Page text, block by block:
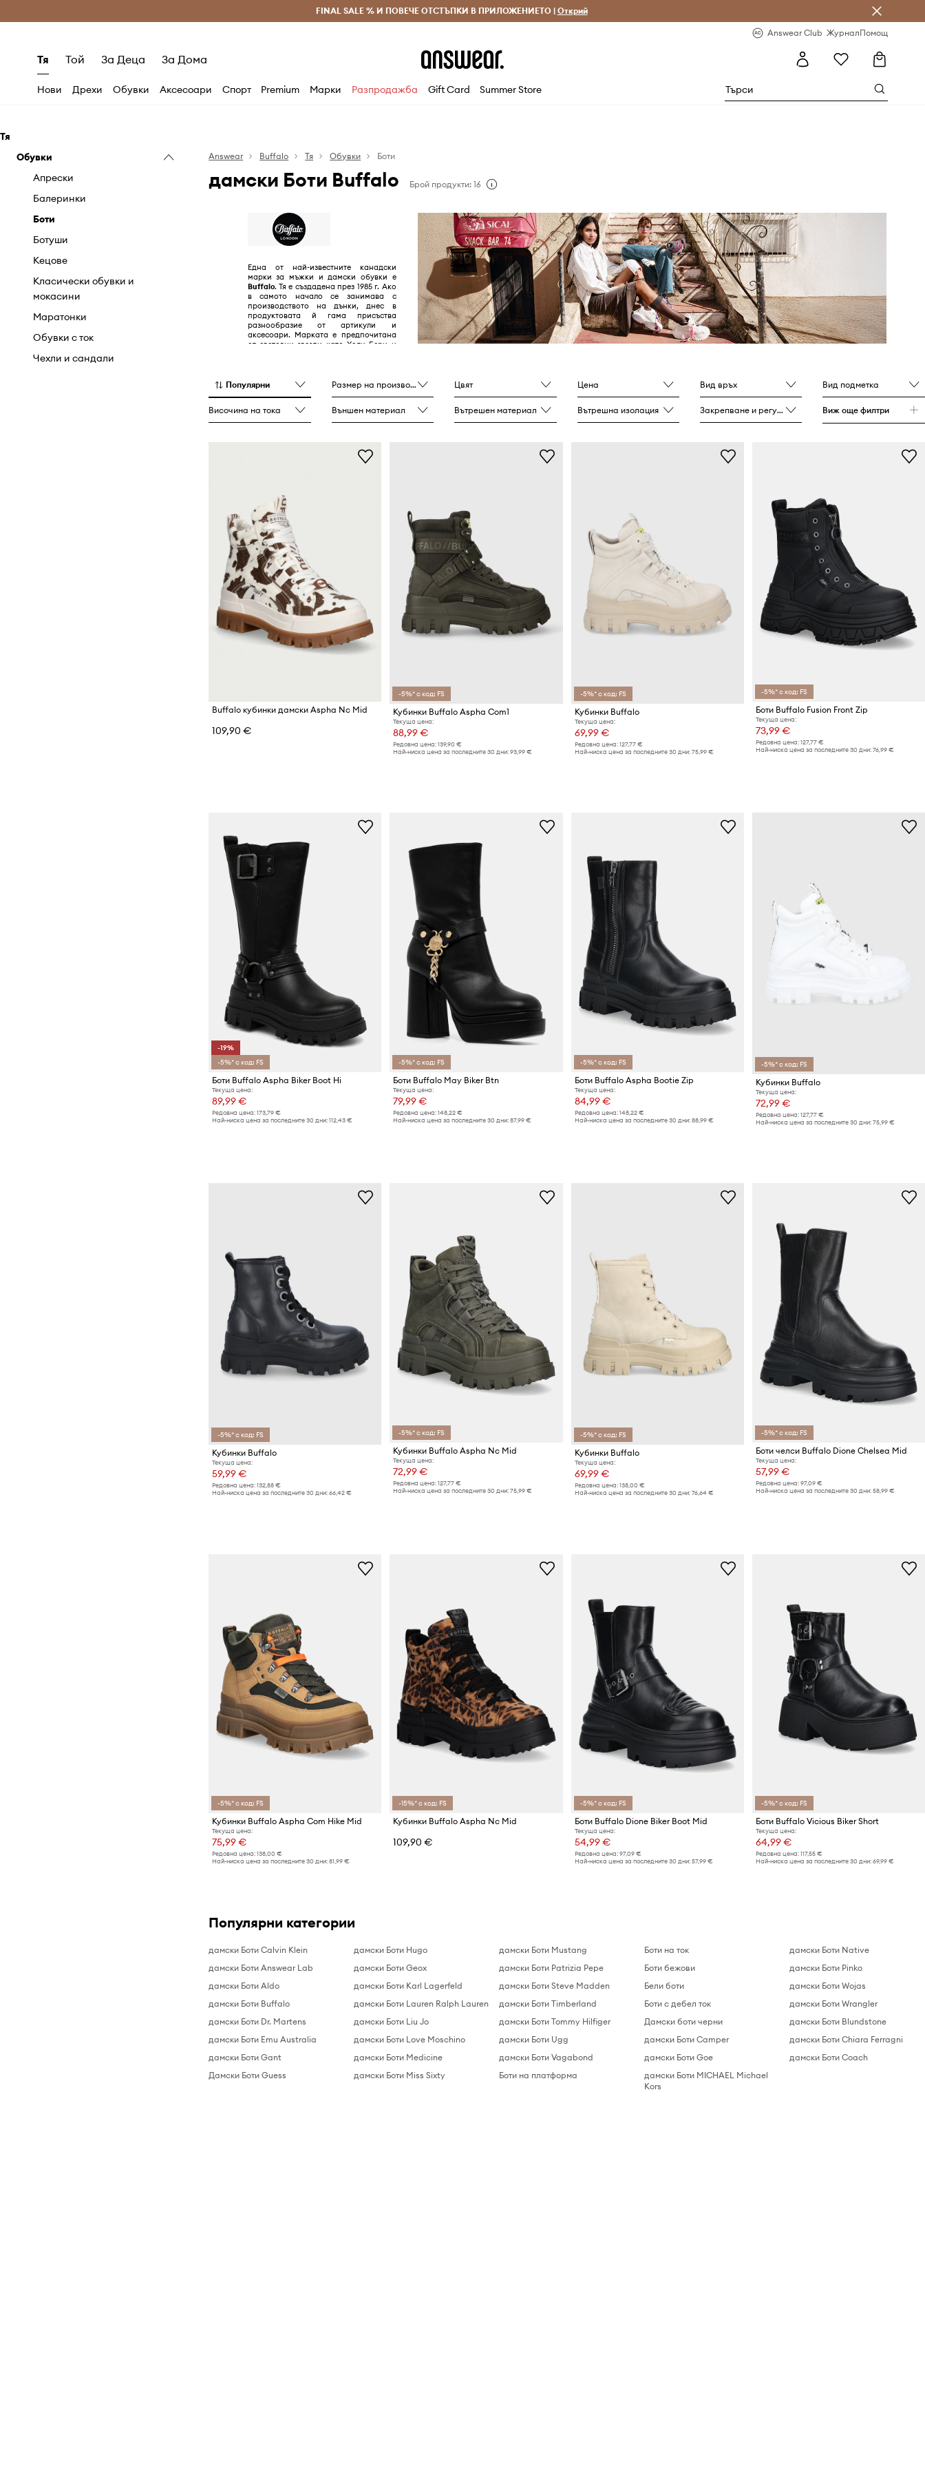
Безплатни доставка и връщане за поръчки над 70 EUR Доставка 1-5 дни
FINAL SALE % И ПОВЕЧЕ ОТСТЪПКИ В ПРИЛОЖЕНИЕТО | Открий
Answear Club ЖурналПомощ
Тя Той За Деца За Дома
Нови Дрехи Обувки Аксесоари Спорт Premium Марки Разпродажба Gift Card Summer Store
Тя
Обувки
Апрески
Балеринки
Боти
Ботуши
Кецове
Класически обувки и
мокасини
Маратонки
Обувки с ток
Чехли и сандали
Answear Buffalo Тя Обувки Боти
дамски Боти Buffalo Брой продукти: 16
Една от най-известните канадски
марки за мъжки и дамски обувки е
Buffalo. Тя е създадена през 1985 г. Ако
в самото начало се занимава с
производството на дънки, днес в
продуктовата й гама присъства
разнообразие от артикули и
аксесоари. Марката е предпочитана
от световни звезди като Холи Бери и
Популярни Размер на производителя Цвят Цена Вид връх Вид подметка
Височина на тока Външен материал Вътрешен материал Вътрешна изолация Закрепване и регулиране Виж още филтри
Buffalo кубинки дамски Aspha Nc Mid
109,90 €
-5%* с код: FS
Кубинки Buffalo Aspha Com1
Текуща цена:
88,99 €
Редовна цена: 139,90 €
Най-ниска цена за последните 30 дни: 93,99 €
-5%* с код: FS
Кубинки Buffalo
Текуща цена:
69,99 €
Редовна цена: 127,77 €
Най-ниска цена за последните 30 дни: 75,99 €
-5%* с код: FS
Боти Buffalo Fusion Front Zip
Текуща цена:
73,99 €
Редовна цена: 127,77 €
Най-ниска цена за последните 30 дни: 76,99 €
-19%
-5%* с код: FS
Боти Buffalo Aspha Biker Boot Hi
Текуща цена:
89,99 €
Редовна цена: 173,79 €
Най-ниска цена за последните 30 дни: 112,43 €
-5%* с код: FS
Боти Buffalo May Biker Btn
Текуща цена:
79,99 €
Редовна цена: 148,22 €
Най-ниска цена за последните 30 дни: 87,99 €
-5%* с код: FS
Боти Buffalo Aspha Bootie Zip
Текуща цена:
84,99 €
Редовна цена: 148,22 €
Най-ниска цена за последните 30 дни: 88,99 €
-5%* с код: FS
Кубинки Buffalo
Текуща цена:
72,99 €
Редовна цена: 127,77 €
Най-ниска цена за последните 30 дни: 75,99 €
-5%* с код: FS
Кубинки Buffalo
Текуща цена:
59,99 €
Редовна цена: 132,88 €
Най-ниска цена за последните 30 дни: 66,42 €
-5%* с код: FS
Кубинки Buffalo Aspha Nc Mid
Текуща цена:
72,99 €
Редовна цена: 127,77 €
Най-ниска цена за последните 30 дни: 75,99 €
-5%* с код: FS
Кубинки Buffalo
Текуща цена:
69,99 €
Редовна цена: 138,00 €
Най-ниска цена за последните 30 дни: 76,64 €
-5%* с код: FS
Боти челси Buffalo Dione Chelsea Mid
Текуща цена:
57,99 €
Редовна цена: 97,09 €
Най-ниска цена за последните 30 дни: 58,99 €
-5%* с код: FS
Кубинки Buffalo Aspha Com Hike Mid
Текуща цена:
75,99 €
Редовна цена: 138,00 €
Най-ниска цена за последните 30 дни: 81,99 €
-15%* с код: FS
Кубинки Buffalo Aspha Nc Mid
109,90 €
-5%* с код: FS
Боти Buffalo Dione Biker Boot Mid
Текуща цена:
54,99 €
Редовна цена: 97,09 €
Най-ниска цена за последните 30 дни: 57,99 €
-5%* с код: FS
Боти Buffalo Vicious Biker Short
Текуща цена:
64,99 €
Редовна цена: 117,55 €
Най-ниска цена за последните 30 дни: 69,99 €
Популярни категории
дамски Боти Calvin Klein
дамски Боти Answear Lab
дамски Боти Aldo
дамски Боти Buffalo
дамски Боти Dr. Martens
дамски Боти Emu Australia
дамски Боти Gant
Дамски Боти Guess
дамски Боти Hugo
дамски Боти Geox
дамски Боти Karl Lagerfeld
дамски Боти Lauren Ralph Lauren
дамски Боти Liu Jo
дамски Боти Love Moschino
дамски Боти Medicine
дамски Боти Miss Sixty
дамски Боти Mustang
дамски Боти Patrizia Pepe
дамски Боти Steve Madden
дамски Боти Timberland
дамски Боти Tommy Hilfiger
дамски Боти Ugg
дамски Боти Vagabond
Боти на платформа
Боти на ток
Боти бежови
Бели боти
Боти с дебел ток
Дамски боти черни
дамски Боти Camper
дамски Боти Goe
дамски Боти MICHAEL Michael
Kors
дамски Боти Native
дамски Боти Pinko
дамски Боти Wojas
дамски Боти Wrangler
дамски Боти Blundstone
дамски Боти Chiara Ferragni
дамски Боти Coach